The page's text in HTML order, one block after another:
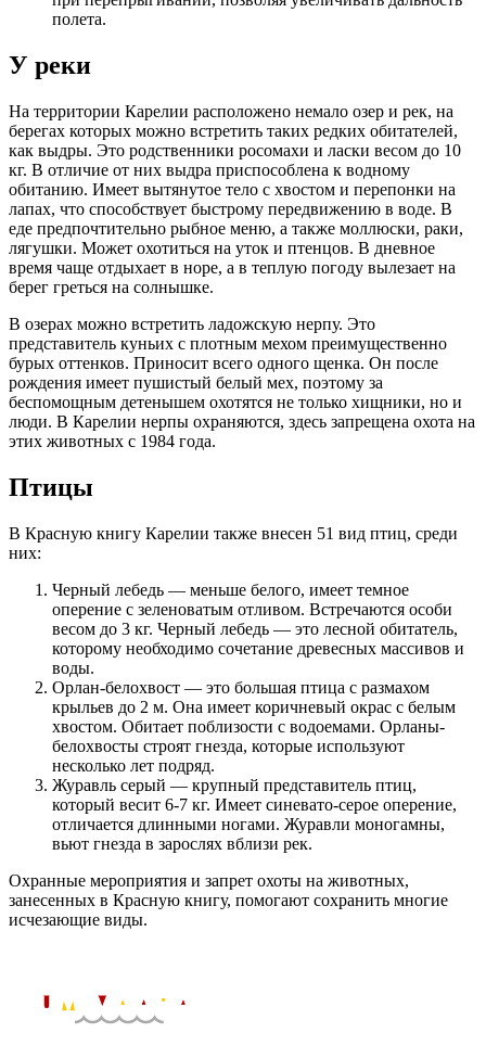
полета.
У реки
На территории Карелии расположено немало озер и рек, на
берегах которых можно встретить таких редких обитателей,
как выдры. Это родственники росомахи и ласки весом до 10
кг. В отличие от них выдра приспособлена к водному
обитанию. Имеет вытянутое тело с хвостом и перепонки на
лапах, что способствует быстрому передвижению в воде. В
еде предпочтительно рыбное меню, а также моллюски, раки,
лягушки. Может охотиться на уток и птенцов. В дневное
время чаще отдыхает в норе, а в теплую погоду вылезает на
берег греться на солнышке.
В озерах можно встретить ладожскую нерпу. Это
представитель куньих с плотным мехом преимущественно
бурых оттенков. Приносит всего одного щенка. Он после
рождения имеет пушистый белый мех, поэтому за
беспомощным детенышем охотятся не только хищники, но и
люди. В Карелии нерпы охраняются, здесь запрещена охота на
этих животных с 1984 года.
Птицы
В Красную книгу Карелии также внесен 51 вид птиц, среди
них:
Черный лебедь — меньше белого, имеет темное
оперение с зеленоватым отливом. Встречаются особи
весом до 3 кг. Черный лебедь — это лесной обитатель,
которому необходимо сочетание древесных массивов и
воды.
Орлан-белохвост — это большая птица с размахом
крыльев до 2 м. Она имеет коричневый окрас с белым
хвостом. Обитает поблизости с водоемами. Орланы-
белохвосты строят гнезда, которые используют
несколько лет подряд.
Журавль серый — крупный представитель птиц,
который весит 6-7 кг. Имеет синевато-серое оперение,
отличается длинными ногами. Журавли моногамны,
вьют гнезда в зарослях вблизи рек.
Охранные мероприятия и запрет охоты на животных,
занесенных в Красную книгу, помогают сохранить многие
исчезающие виды.